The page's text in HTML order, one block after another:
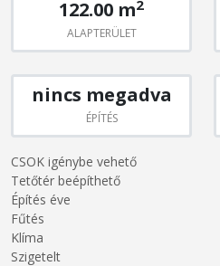
122.00 m2
ALAPTERÜLET
nincs megadva
ÉPÍTÉS
CSOK igénybe vehető
Tetőtér beépíthető
Építés éve
Fűtés
Klíma
Szigetelt